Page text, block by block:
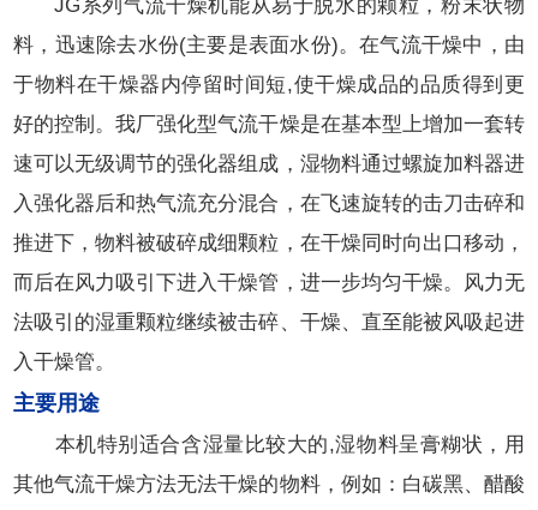
JG系列气流干燥机能从易于脱水的颗粒，粉末状物
料，迅速除去水份(主要是表面水份)。在气流干燥中，由
于物料在干燥器内停留时间短,使干燥成品的品质得到更
好的控制。我厂强化型气流干燥是在基本型上增加一套转
速可以无级调节的强化器组成，湿物料通过螺旋加料器进
入强化器后和热气流充分混合，在飞速旋转的击刀击碎和
推进下，物料被破碎成细颗粒，在干燥同时向出口移动，
而后在风力吸引下进入干燥管，进一步均匀干燥。风力无
法吸引的湿重颗粒继续被击碎、干燥、直至能被风吸起进
入干燥管。
主要用途
本机特别适合含湿量比较大的,湿物料呈膏糊状，用
其他气流干燥方法无法干燥的物料，例如：白碳黑、醋酸